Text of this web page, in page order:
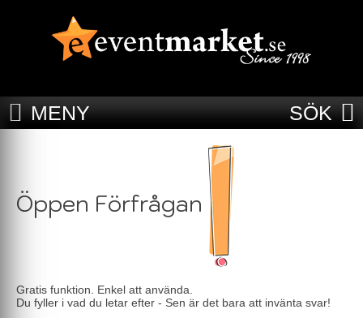
MENY SÖK
Öppen Förfrågan
Gratis funktion. Enkel att använda.
Du fyller i vad du letar efter - Sen är det bara att invänta svar!